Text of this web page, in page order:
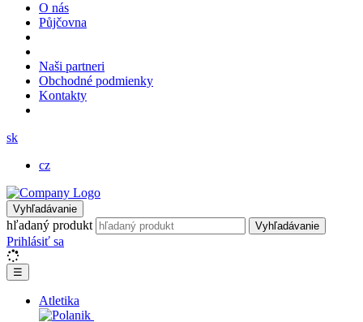
O nás
Půjčovna
Naši partneri
Obchodné podmienky
Kontakty
sk
cz
Vyhľadávanie
hľadaný produkt Vyhľadávanie
Prihlásiť sa
☰
Atletika